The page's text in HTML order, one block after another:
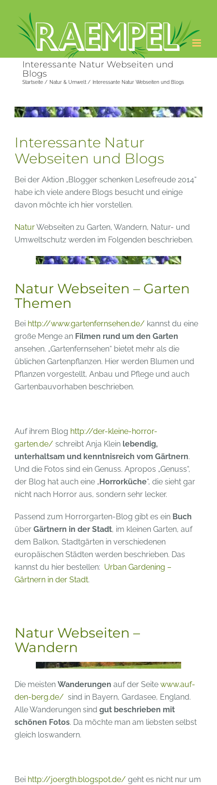
springen
Interessante Natur Webseiten und
Blogs
Startseite Natur & Umwelt Interessante Natur Webseiten und Blogs
Zeige
Bild
Interessante Natur
Webseiten und Blogs
Bei der Aktion „Blogger schenken Lesefreude 2014“
habe ich viele andere Blogs besucht und einige
davon möchte ich hier vorstellen.
NaturWebseiten zu Garten, Wandern, Natur- und
Umweltschutz werden im Folgenden beschrieben.
Natur Webseiten – Garten
Themen
Bei http://www.gartenfernsehen.de/ kannst du eine
große Menge an Filmen rund um den Garten
ansehen. „Gartenfernsehen“ bietet mehr als die
üblichen Gartenpflanzen. Hier werden Blumen und
Pflanzen vorgestellt, Anbau und Pflege und auch
Gartenbauvorhaben beschrieben.
Auf ihrem Blog http://der-kleine-horror-
garten.de/ schreibt Anja Klein lebendig,
unterhaltsam und kenntnisreich vom Gärtnern.
Und die Fotos sind ein Genuss. Apropos „Genuss“,
der Blog hat auch eine „Horrorküche“, die sieht gar
nicht nach Horror aus, sondern sehr lecker.
Passend zum Horrorgarten-Blog gibt es ein Buch
über Gärtnern in der Stadt, im kleinen Garten, auf
dem Balkon, Stadtgärten in verschiedenen
europäischen Städten werden beschrieben. Das
kannst du hier bestellen: Urban Gardening –
Gärtnern in der Stadt.
Natur Webseiten –
Wandern
Die meisten Wanderungen auf der Seite www.auf-
den-berg.de/ sind in Bayern, Gardasee, England.
Alle Wanderungen sind gut beschrieben mit
schönen Fotos. Da möchte man am liebsten selbst
gleich loswandern.
Bei http://joergth.blogspot.de/ geht es nicht nur um